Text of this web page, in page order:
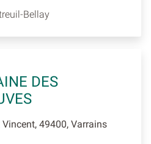
Bellay
DES
49400, Varrains